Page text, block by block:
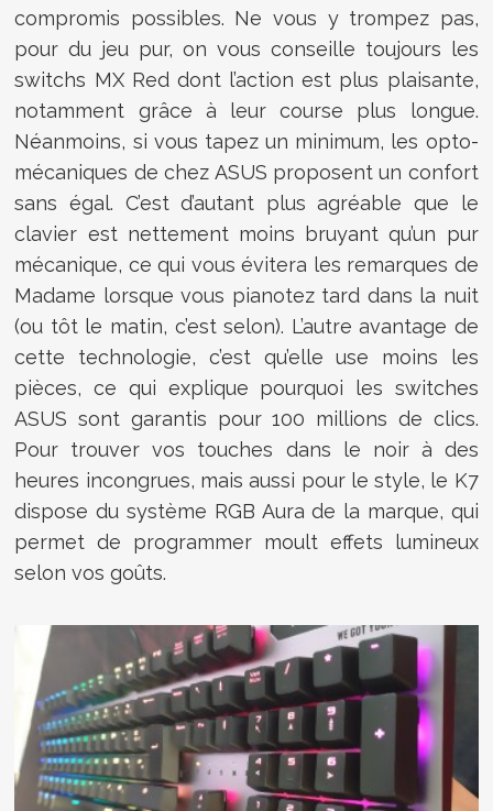
compromis possibles. Ne vous y trompez pas,
pour du jeu pur, on vous conseille toujours les
switchs MX Red dont l’action est plus plaisante,
notamment grâce à leur course plus longue.
Néanmoins, si vous tapez un minimum, les opto-
mécaniques de chez ASUS proposent un confort
sans égal. C’est d’autant plus agréable que le
clavier est nettement moins bruyant qu’un pur
mécanique, ce qui vous évitera les remarques de
Madame lorsque vous pianotez tard dans la nuit
(ou tôt le matin, c’est selon). L’autre avantage de
cette technologie, c’est qu’elle use moins les
pièces, ce qui explique pourquoi les switches
ASUS sont garantis pour 100 millions de clics.
Pour trouver vos touches dans le noir à des
heures incongrues, mais aussi pour le style, le K7
dispose du système RGB Aura de la marque, qui
permet de programmer moult effets lumineux
selon vos goûts.